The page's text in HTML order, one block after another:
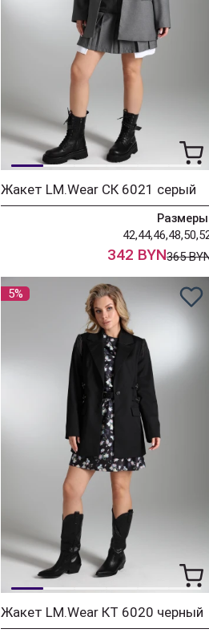
Жакет LM.Wear СК 6021 серый
342 BYN365
5%
Жакет LM.Wear КТ 6020 черный